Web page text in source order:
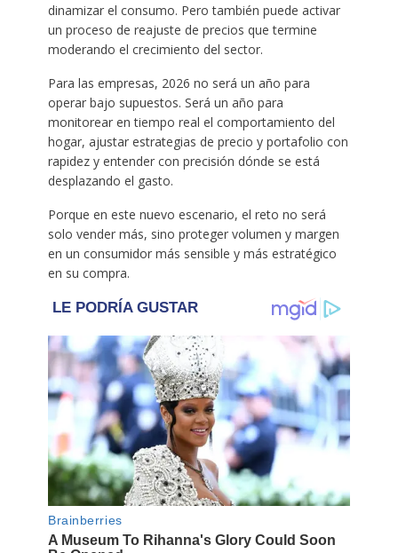
dinamizar el consumo. Pero también puede activar
un proceso de reajuste de precios que termine
moderando el crecimiento del sector.
Para las empresas, 2026 no será un año para
operar bajo supuestos. Será un año para
monitorear en tiempo real el comportamiento del
hogar, ajustar estrategias de precio y portafolio con
rapidez y entender con precisión dónde se está
desplazando el gasto.
Porque en este nuevo escenario, el reto no será
solo vender más, sino proteger volumen y margen
en un consumidor más sensible y más estratégico
en su compra.